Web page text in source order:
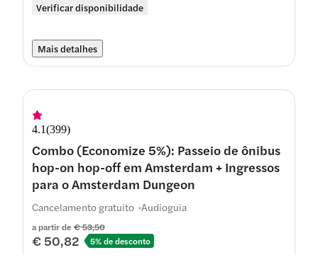
Verificar disponibilidade
Mais detalhes
4.1(399)
Combo (Economize 5%): Passeio de ônibus
hop-on hop-off em Amsterdam + Ingressos
para o Amsterdam Dungeon
a partir de € 53,50
€ 50,82 5% de desconto
Cancelamento gratuito Audioguia